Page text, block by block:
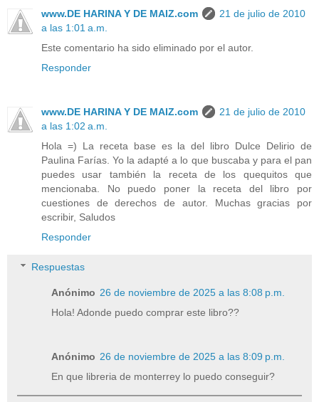
www.DE HARINA Y DE MAIZ.com
21 de julio de 2010
a las 1:01 a.m.
Este comentario ha sido eliminado por el autor.
Responder
www.DE HARINA Y DE MAIZ.com
21 de julio de 2010
a las 1:02 a.m.
Hola =) La receta base es la del libro Dulce Delirio de
Paulina Farías. Yo la adapté a lo que buscaba y para el pan
puedes usar también la receta de los quequitos que
mencionaba. No puedo poner la receta del libro por
cuestiones de derechos de autor. Muchas gracias por
escribir, Saludos
Responder
Respuestas
Anónimo 26 de noviembre de 2025 a las 8:08 p.m.
Hola! Adonde puedo comprar este libro??
Anónimo 26 de noviembre de 2025 a las 8:09 p.m.
En que libreria de monterrey lo puedo conseguir?